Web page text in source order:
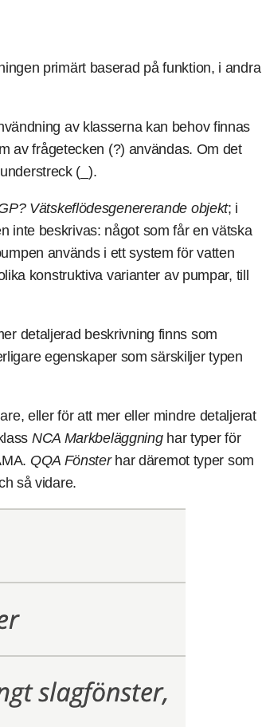
primärt baserad på funktion, i andra
av klasserna kan behov finnas
av frågetecken (?) användas. Om det
(_).
Vätskeflödesgenererande objekt; i
inte beskrivas: något som får en vätska
används i ett system för vatten
konstruktiva varianter av pumpar, till
detaljerad beskrivning finns som
egenskaper som särskiljer typen
eller för att mer eller mindre detaljerat
NCA Markbeläggninghar typer för
QQA Fönsterhar däremot typer som
så vidare.